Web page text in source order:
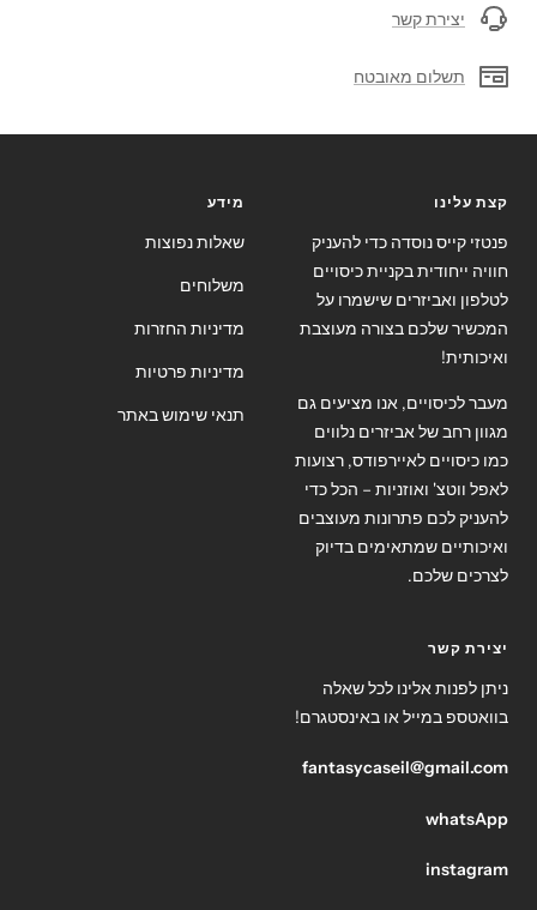
יצירת קשר
תשלום מאובטח
קצת עלינו
פנטזי קייס נוסדה כדי להעניק
חוויה ייחודית בקניית כיסויים
לטלפון ואביזרים שישמרו על
המכשיר שלכם בצורה מעוצבת
ואיכותית!
מעבר לכיסויים, אנו מציעים גם
מגוון רחב של אביזרים נלווים
כמו כיסויים לאיירפודס, רצועות
לאפל ווטצ' ואוזניות – הכל כדי
להעניק לכם פתרונות מעוצבים
ואיכותיים שמתאימים בדיוק
לצרכים שלכם.
מידע
שאלות נפוצות
משלוחים
מדיניות החזרות
מדיניות פרטיות
תנאי שימוש באתר
יצירת קשר
ניתן לפנות אלינו לכל שאלה
בוואטספ במייל או באינסטגרם!
fantasycaseil@gmail.com
whatsApp
instagram